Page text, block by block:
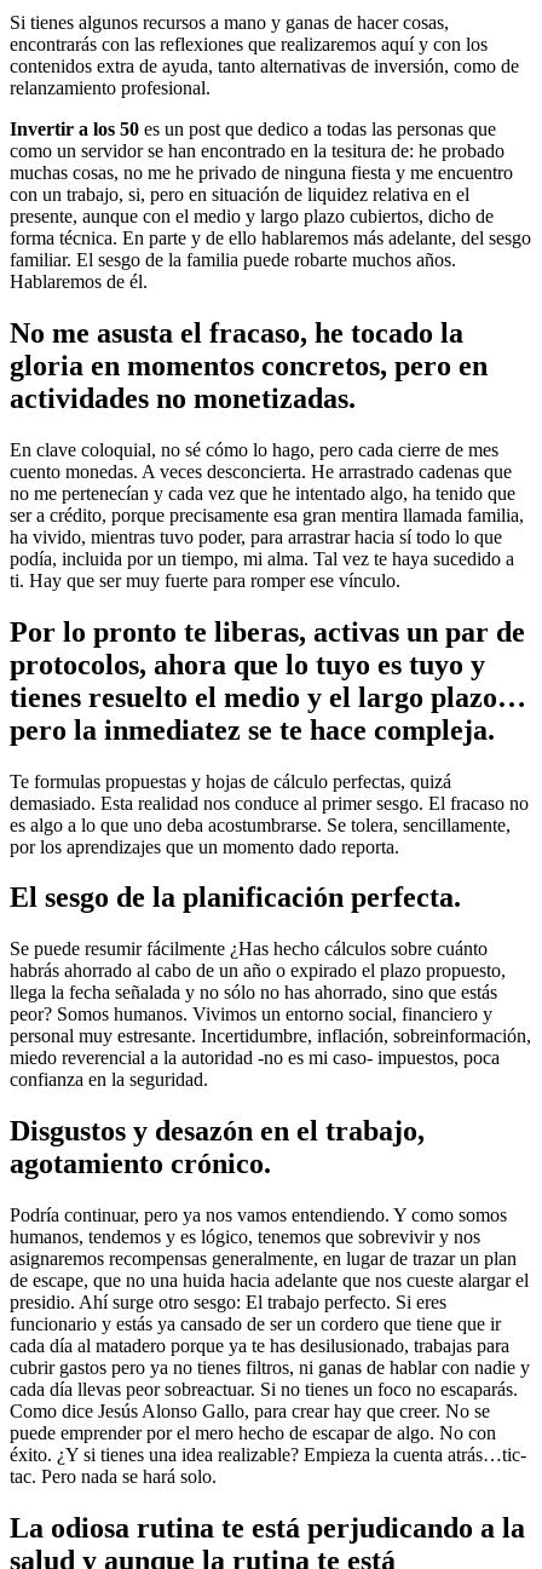
Si tienes algunos recursos a mano y ganas de hacer cosas,
encontrarás con las reflexiones que realizaremos aquí y con los
contenidos extra de ayuda, tanto alternativas de inversión, como de
relanzamiento profesional.
Invertir a los 50 es un post que dedico a todas las personas que
como un servidor se han encontrado en la tesitura de: he probado
muchas cosas, no me he privado de ninguna fiesta y me encuentro
con un trabajo, si, pero en situación de liquidez relativa en el
presente, aunque con el medio y largo plazo cubiertos, dicho de
forma técnica. En parte y de ello hablaremos más adelante, del sesgo
familiar. El sesgo de la familia puede robarte muchos años.
Hablaremos de él.
No me asusta el fracaso, he tocado la
gloria en momentos concretos, pero en
actividades no monetizadas.
En clave coloquial, no sé cómo lo hago, pero cada cierre de mes
cuento monedas. A veces desconcierta. He arrastrado cadenas que
no me pertenecían y cada vez que he intentado algo, ha tenido que
ser a crédito, porque precisamente esa gran mentira llamada familia,
ha vivido, mientras tuvo poder, para arrastrar hacia sí todo lo que
podía, incluida por un tiempo, mi alma. Tal vez te haya sucedido a
ti. Hay que ser muy fuerte para romper ese vínculo.
Por lo pronto te liberas, activas un par de
protocolos, ahora que lo tuyo es tuyo y
tienes resuelto el medio y el largo plazo…
pero la inmediatez se te hace compleja.
Te formulas propuestas y hojas de cálculo perfectas, quizá
demasiado. Esta realidad nos conduce al primer sesgo. El fracaso no
es algo a lo que uno deba acostumbrarse. Se tolera, sencillamente,
por los aprendizajes que un momento dado reporta.
El sesgo de la planificación perfecta.
Se puede resumir fácilmente ¿Has hecho cálculos sobre cuánto
habrás ahorrado al cabo de un año o expirado el plazo propuesto,
llega la fecha señalada y no sólo no has ahorrado, sino que estás
peor? Somos humanos. Vivimos un entorno social, financiero y
personal muy estresante. Incertidumbre, inflación, sobreinformación,
miedo reverencial a la autoridad -no es mi caso- impuestos, poca
confianza en la seguridad.
Disgustos y desazón en el trabajo,
agotamiento crónico.
Podría continuar, pero ya nos vamos entendiendo. Y como somos
humanos, tendemos y es lógico, tenemos que sobrevivir y nos
asignaremos recompensas generalmente, en lugar de trazar un plan
de escape, que no una huida hacia adelante que nos cueste alargar el
presidio. Ahí surge otro sesgo: El trabajo perfecto. Si eres
funcionario y estás ya cansado de ser un cordero que tiene que ir
cada día al matadero porque ya te has desilusionado, trabajas para
cubrir gastos pero ya no tienes filtros, ni ganas de hablar con nadie y
cada día llevas peor sobreactuar. Si no tienes un foco no escaparás.
Como dice Jesús Alonso Gallo, para crear hay que creer. No se
puede emprender por el mero hecho de escapar de algo. No con
éxito. ¿Y si tienes una idea realizable? Empieza la cuenta atrás…tic-
tac. Pero nada se hará solo.
La odiosa rutina te está perjudicando a la
salud y aunque la rutina te está